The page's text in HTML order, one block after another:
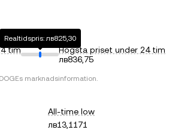
tim
Realtidspris: лв825,30
Högsta priset under 24 tim
лв836,75
DOGEs marknadsinformation.
All-time low
лв13,1171